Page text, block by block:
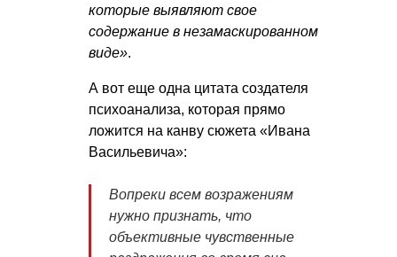
которые выявляют свое
содержание в незамаскированном
виде».
А вот еще одна цитата создателя
психоанализа, которая прямо
ложится на канву сюжета «Ивана
Васильевича»:
Вопреки всем возражениям
нужно признать, что
объективные чувственные